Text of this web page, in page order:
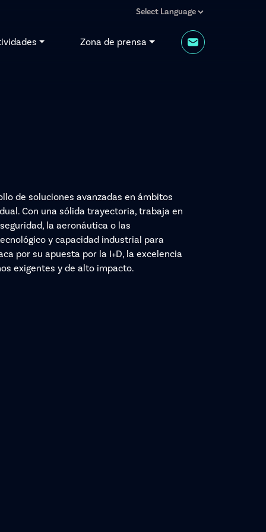
Zona de prensa
de soluciones avanzadas en ámbitos
Con una sólida trayectoria, trabaja en
la aeronáutica o las
y capacidad industrial para
por su apuesta por la I+D, la excelencia
exigentes y de alto impacto.